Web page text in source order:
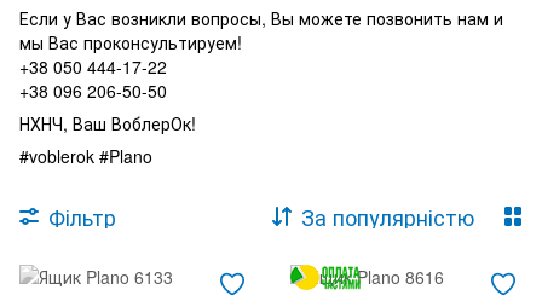
Если у Вас возникли вопросы, Вы можете позвонить нам и
мы Вас проконсультируем!
+38 050 444-17-22
+38 096 206-50-50
НХНЧ, Ваш ВоблерОк!
#voblerok #Plano
Фільтр За популярністю